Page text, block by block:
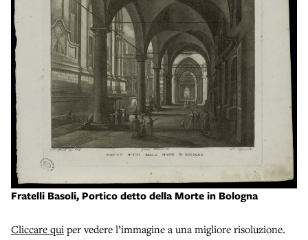
Fratelli Basoli, Portico detto della Morte in Bologna
Cliccare qui per vedere l’immagine a una migliore risoluzione.